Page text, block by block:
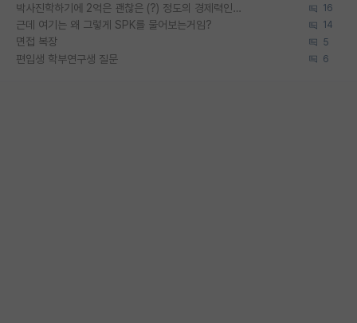
박사진학하기에 2억은 괜찮은 (?) 정도의 경제력인가요 16
근데 여기는 왜 그렇게 SPK를 물어보는거임? 14
면접 복장 5
편입생 학부연구생 질문 6